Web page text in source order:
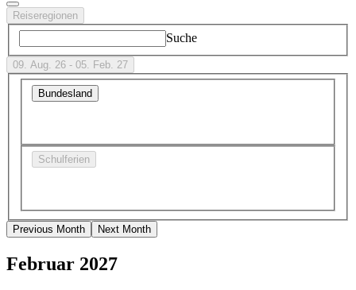
Reiseregionen
Suche
09. Aug. 26 - 05. Feb. 27
Bundesland
Schulferien
Previous Month Next Month
Februar 2027